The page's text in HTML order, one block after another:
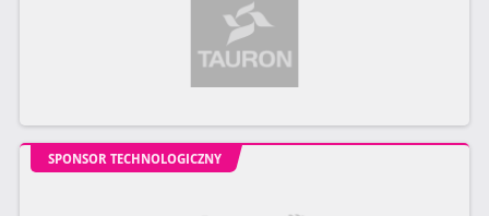
SPONSOR TECHNOLOGICZNY